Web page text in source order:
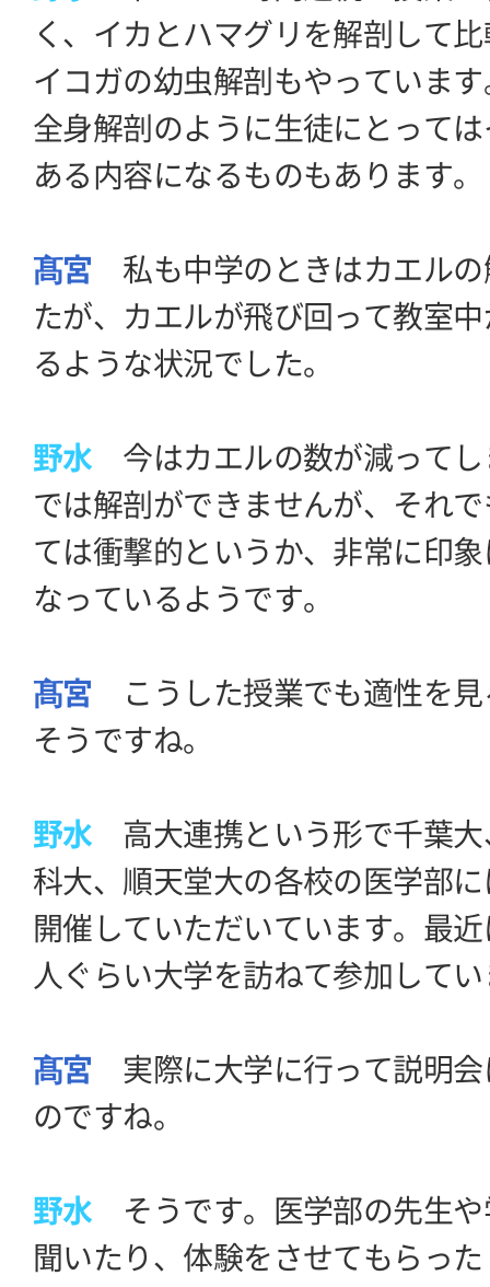
く、イカとハマグリを解剖して
イコガの幼虫解剖もやっていま
全身解剖のように生徒にとって
ある内容になるものもあります。
髙宮 私も中学のときはカエルの
たが、カエルが飛び回って教室
るような状況でした。
野水 今はカエルの数が減ってし
では解剖ができませんが、それ
ては衝撃的というか、非常に印
なっているようです。
髙宮 こうした授業でも適性を見
そうですね。
野水 高大連携という形で千葉大
科大、順天堂大の各校の医学部
開催していただいています。最
人ぐらい大学を訪ねて参加して
髙宮 実際に大学に行って説明会
のですね。
野水 そうです。医学部の先生や
聞いたり、体験をさせてもらっ